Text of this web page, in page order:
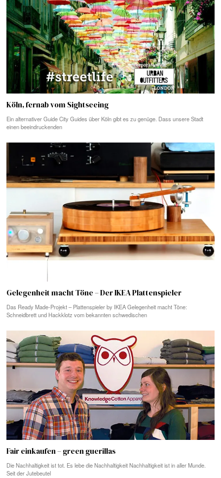
Köln, fernab vom Sightseeing
Ein alternativer Guide City Guides über Köln gibt es zu genüge. Dass unsere Stadt
einen beeindruckenden
Gelegenheit macht Töne – Der IKEA Plattenspieler
Das Ready Made-Projekt – Plattenspieler by IKEA Gelegenheit macht Töne:
Schneidbrett und Hackklotz vom bekannten schwedischen
Fair einkaufen – green guerillas
Die Nachhaltigkeit ist tot. Es lebe die Nachhaltigkeit Nachhaltigkeit ist in aller Munde.
Seit der Jutebeutel